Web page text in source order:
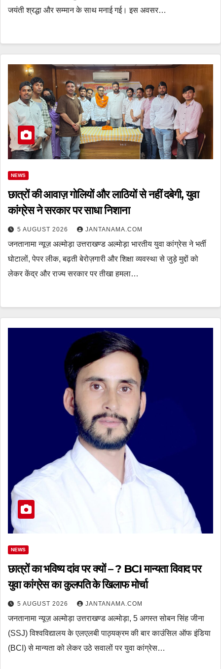
जयंती श्रद्धा और सम्मान के साथ मनाई गई। इस अवसर…
NEWS
छात्रों की आवाज़ गोलियों और लाठियों से नहीं दबेगी, युवा
कांग्रेस ने सरकार पर साधा निशाना
5 AUGUST 2026 JANTANAMA.COM
जनतानामा न्यूज़ अल्मोड़ा उत्तराखण्ड अल्मोड़ा भारतीय युवा कांग्रेस ने भर्ती
घोटालों, पेपर लीक, बढ़ती बेरोज़गारी और शिक्षा व्यवस्था से जुड़े मुद्दों को
लेकर केंद्र और राज्य सरकार पर तीखा हमला…
NEWS
छात्रों का भविष्य दांव पर क्यों – ? BCI मान्यता विवाद पर
युवा कांग्रेस का कुलपति के खिलाफ मोर्चा
5 AUGUST 2026 JANTANAMA.COM
जनतानामा न्यूज़ अल्मोड़ा उत्तराखण्ड अल्मोड़ा, 5 अगस्त सोबन सिंह जीना
(SSJ) विश्वविद्यालय के एलएलबी पाठ्यक्रम की बार काउंसिल ऑफ इंडिया
(BCI) से मान्यता को लेकर उठे सवालों पर युवा कांग्रेस…